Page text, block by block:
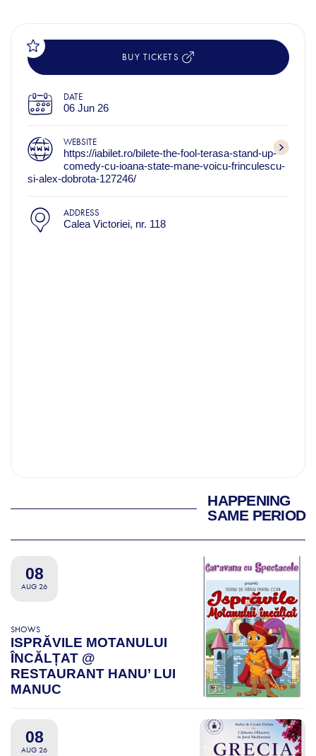
BUY TICKETS
DATE
06 Jun 26
WEBSITE
https://iabilet.ro/bilete-the-fool-terasa-stand-up-
comedy-cu-ioana-state-mane-voicu-frinculescu-
si-alex-dobrota-127246/
ADDRESS
Calea Victoriei, nr. 118
HAPPENING
SAME PERIOD
08
AUG 26
SHOWS
ISPRĂVILE MOTANULUI
ÎNCĂLȚAT @
RESTAURANT HANU’ LUI
MANUC
08
AUG 26